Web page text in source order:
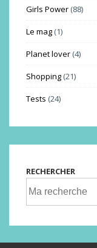
Girls Power (88)
Le mag (1)
Planet lover (4)
Shopping (21)
Tests (24)
RECHERCHER